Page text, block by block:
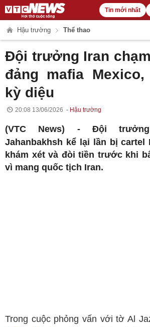
Tin mới nhất
Hậu trường Thể thao
Đội trưởng Iran
đảng mafia
kỳ diệu
20:08 13/06/2026 Hậu trường
(VTC News) - Đội
Jahanbakhsh kể lại lần bị cartel
khám xét và đòi tiền trước khi
vì mang quốc tịch Iran.
Trong cuộc phỏng vấn với tờ Al